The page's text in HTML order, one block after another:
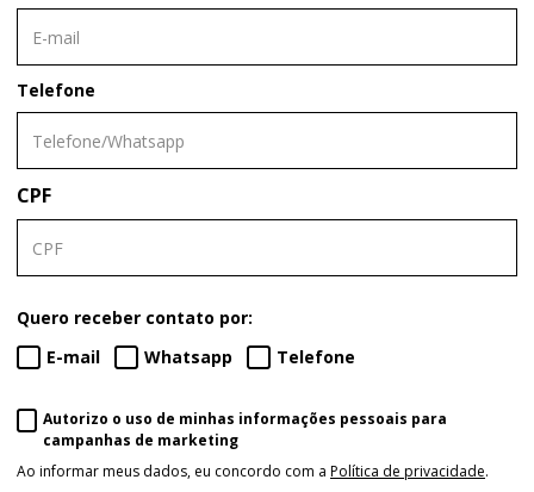
Telefone
CPF
Quero receber contato por:
E-mail
Whatsapp Telefone
Autorizo o uso de minhas informações pessoais para
campanhas de marketing
Ao informar meus dados, eu concordo com a Política de privacidade.